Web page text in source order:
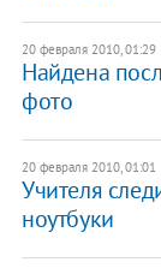
20 февраля 2010, 01:29
Найдена
фото
20 февраля 2010, 01:01
Учителя
ноутбуки